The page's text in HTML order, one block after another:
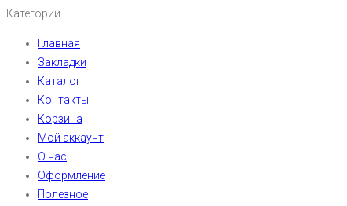
Категории
Главная
Закладки
Каталог
Контакты
Корзина
Мой аккаунт
О нас
Оформление
Полезное